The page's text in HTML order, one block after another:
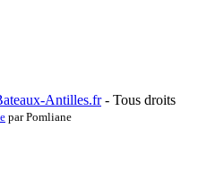
Antilles.fr- Tous droits
par Pomliane